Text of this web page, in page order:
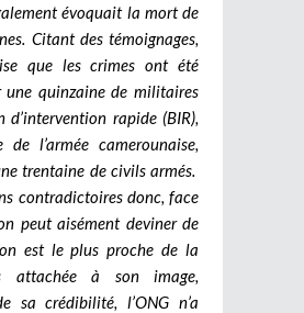
évoquait la mort de
Citant des témoignages,
que les crimes ont été
une quinzaine de militaires
rapide (BIR),
de l’armée camerounaise,
trentaine de civils armés.
contradictoires donc, face
peut aisément deviner de
est le plus proche de la
attachée à son image,
sa crédibilité, l’ONG n’a